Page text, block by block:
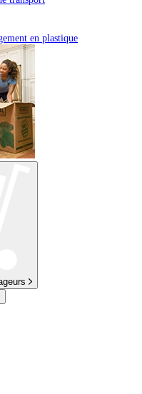
en plastique